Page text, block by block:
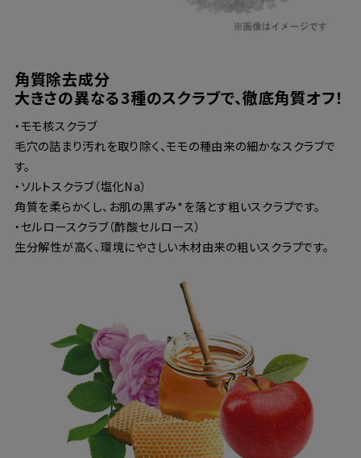
角質除去成分
大きさの異なる3種のスクラブで、徹底角質オフ！
・モモ核スクラブ
毛穴の詰まり汚れを取り除く、モモの種由来の細かなスクラブで
す。
・ソルトスクラブ（塩化Na）
角質を柔らかくし、お肌の黒ずみ*を落とす粗いスクラブです。
・セルロースクラブ（酢酸セルロース）
生分解性が高く、環境にやさしい木材由来の粗いスクラブです。